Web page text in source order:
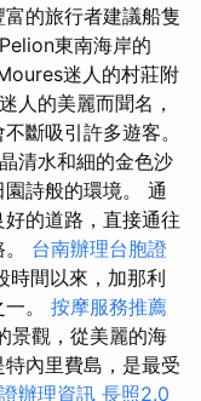
的旅行者建議船隻
Pelion東南海岸的
迷人的村莊附
人的美麗而聞名，
斷吸引許多遊客。
清水和細的金色沙
詩般的環境。 通
的道路，直接通往
台南辦理台胞證
時間以來，加那利
。 按摩服務推薦
景觀，從美麗的海
內里費島，是最受
辦理資訊 長照2.0